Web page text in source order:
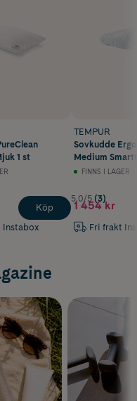
1 st
Instabox
Köp
TEMPUR
Sovkudde
Medium
FINNS I LAGER
5.0/5 (3)
1 454 kr
Fri frakt